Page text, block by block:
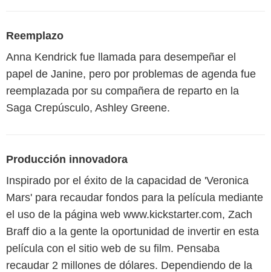
Reemplazo
Anna Kendrick fue llamada para desempeñar el
papel de Janine, pero por problemas de agenda fue
reemplazada por su compañera de reparto en la
Saga Crepúsculo, Ashley Greene.
Producción innovadora
Inspirado por el éxito de la capacidad de 'Veronica
Mars' para recaudar fondos para la película mediante
el uso de la página web www.kickstarter.com, Zach
Braff dio a la gente la oportunidad de invertir en esta
película con el sitio web de su film. Pensaba
recaudar 2 millones de dólares. Dependiendo de la